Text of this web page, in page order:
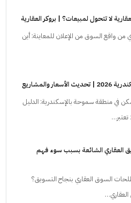
لا تتحول لمبيعات؟ | بروكر العقارية
من واقع السوق من الإعلان للمعاينة: أين
والمشاريع
في منطقة سموحة بالإسكندرية: الدليل
العقاري الشائعة بسبب سوء فهم
السوق العقاري بنجاح التسويق؟